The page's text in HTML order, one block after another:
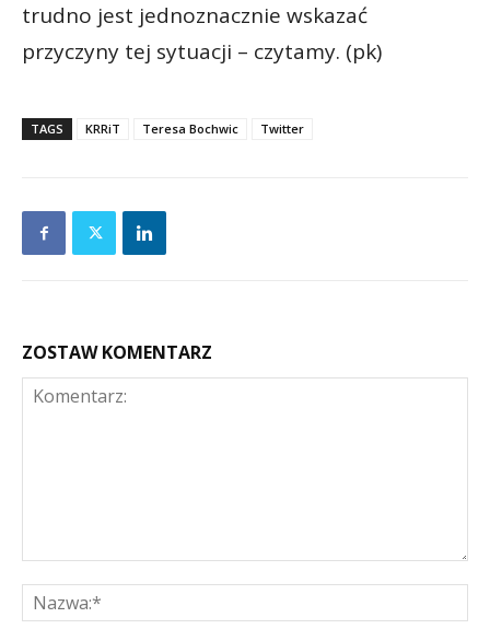
trudno jest jednoznacznie wskazać
przyczyny tej sytuacji – czytamy. (pk)
TAGS KRRiT Teresa Bochwic Twitter
ZOSTAW KOMENTARZ